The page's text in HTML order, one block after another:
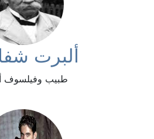
ألبرت
طبيب وفيلسوف